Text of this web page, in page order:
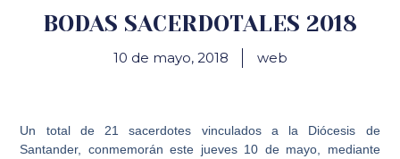
BODAS SACERDOTALES 2018
10 de mayo, 2018 web
Un total de 21 sacerdotes vinculados a la Diócesis de
Santander, conmemorán este jueves 10 de mayo, mediante